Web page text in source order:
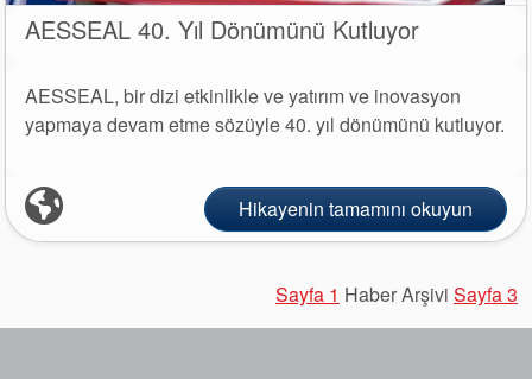
AESSEAL 40. Yıl Dönümünü Kutluyor
AESSEAL, bir dizi etkinlikle ve yatırım ve inovasyon
yapmaya devam etme sözüyle 40. yıl dönümünü kutluyor.
Hikayenin tamamını okuyun
Sayfa 1 Haber Arşivi Sayfa 3